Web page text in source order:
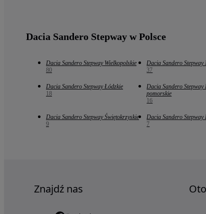
Dacia Sandero Stepway w Polsce
Dacia Sandero Stepway Wielkopolskie
80
Dacia Sandero Stepway
37
Dacia Sandero Stepway Łódzkie
18
Dacia Sandero Stepway
pomorskie
16
Dacia Sandero Stepway Świętokrzyskie
9
Dacia Sandero Stepway
7
Znajdź nas